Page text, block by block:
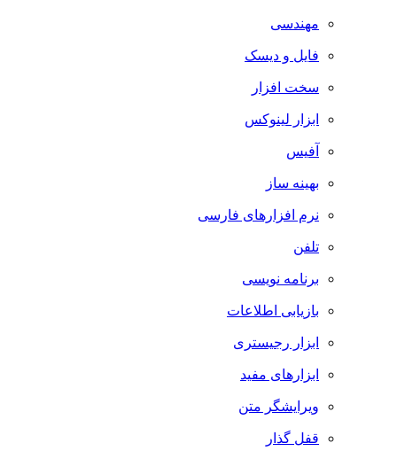
مهندسی
فایل و دیسک
سخت افزار
ابزار لینوکس
آفیس
بهینه ساز
نرم افزارهای فارسی
تلفن
برنامه نویسی
بازیابی اطلاعات
ابزار رجیستری
ابزارهای مفید
ویرایشگر متن
قفل گذار